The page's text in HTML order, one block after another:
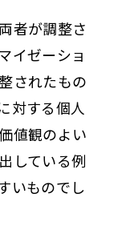
者が調整さ
イゼーショ
されたもの
対する個人
値観のよい
している例
いものでし